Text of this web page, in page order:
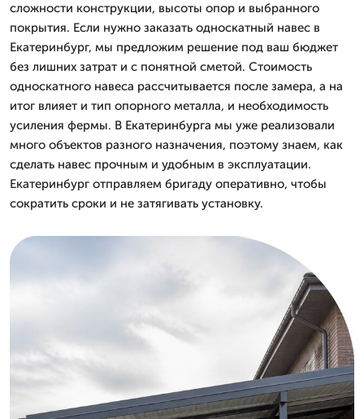
сложности конструкции, высоты опор и выбранного
покрытия. Если нужно заказать односкатный навес в
Екатеринбург, мы предложим решение под ваш бюджет
без лишних затрат и с понятной сметой. Стоимость
односкатного навеса рассчитывается после замера, а на
итог влияет и тип опорного металла, и необходимость
усиления фермы. В Екатеринбурга мы уже реализовали
много объектов разного назначения, поэтому знаем, как
сделать навес прочным и удобным в эксплуатации.
Екатеринбург отправляем бригаду оперативно, чтобы
сократить сроки и не затягивать установку.